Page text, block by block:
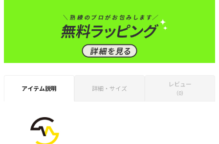
アイテム説明 詳細・サイズ
レビュー
（0）